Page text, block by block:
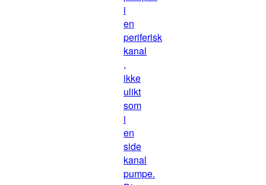
i
en
periferisk
kanal
,
ikke
ulikt
som
i
en
side
kanal
pumpe.